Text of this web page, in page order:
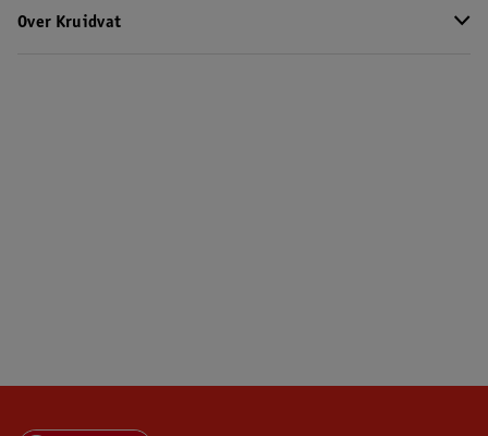
Over Kruidvat